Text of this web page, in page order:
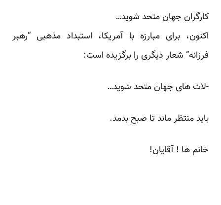
کارگران جهان متحد شوید…
اکنون، برای مبارزه با آمریکا، استبداد مذهبی “رهبر
فرزانه” شعار دیگری را برگزیده است:
-لات های جهان متحد شوید…
باید منتظر ماند تا صبح بدمد.
خانم ها ! آقایان!